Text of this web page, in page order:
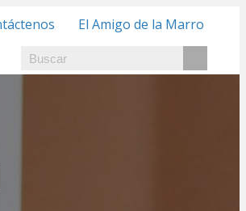
El Amigo de la Marro